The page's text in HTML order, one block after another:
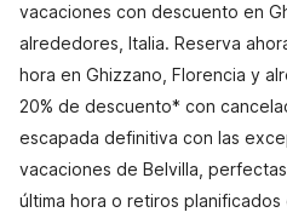
vacaciones con descuento en
alrededores, Italia. Reserva
hora en Ghizzano, Florencia y
20% de descuento* con
escapada definitiva con las
vacaciones de Belvilla,
última hora o retiros